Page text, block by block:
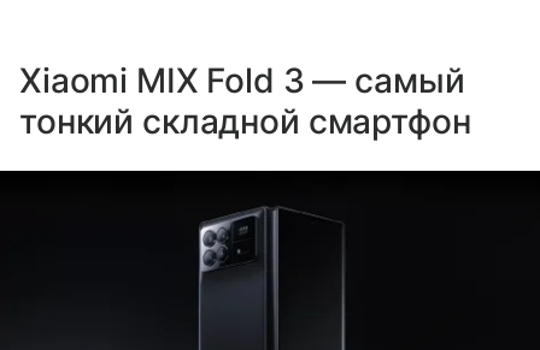
Xiaomi MIX Fold 3 — самый
тонкий складной смартфон